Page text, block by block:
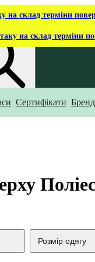
на склад терміни
на склад терміни
Сертифікати
Розмір одягу